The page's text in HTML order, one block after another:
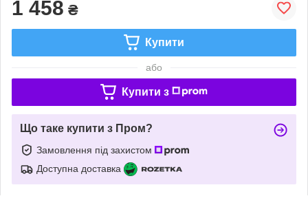
1 458 ₴
Купити
або
Купити з
Що таке купити з Пром?
Замовлення під захистом
Доступна доставка